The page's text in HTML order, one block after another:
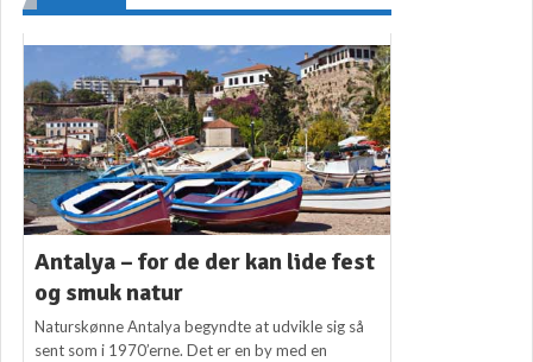
Antalya – for de der kan lide fest
og smuk natur
Naturskønne Antalya begyndte at udvikle sig så
sent som i 1970’erne. Det er en by med en